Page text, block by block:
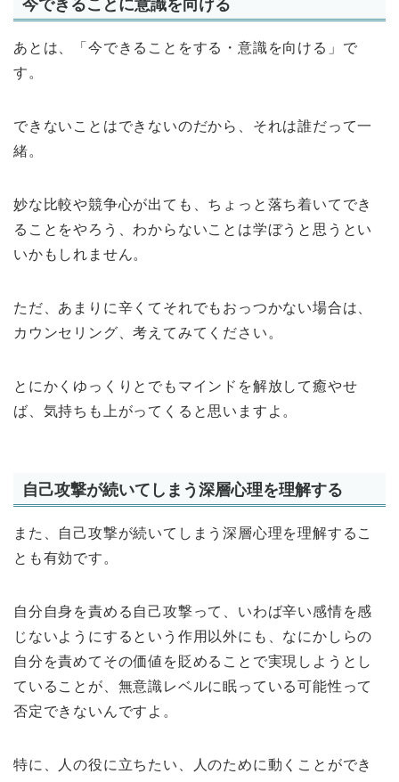
今できることに意識を向ける
あとは、「今できることをする・意識を向ける」で
す。
できないことはできないのだから、それは誰だって一
緒。
妙な比較や競争心が出ても、ちょっと落ち着いてでき
ることをやろう、わからないことは学ぼうと思うとい
いかもしれません。
ただ、あまりに辛くてそれでもおっつかない場合は、
カウンセリング、考えてみてください。
とにかくゆっくりとでもマインドを解放して癒やせ
ば、気持ちも上がってくると思いますよ。
自己攻撃が続いてしまう深層心理を理解する
また、自己攻撃が続いてしまう深層心理を理解するこ
とも有効です。
自分自身を責める自己攻撃って、いわば辛い感情を感
じないようにするという作用以外にも、なにかしらの
自分を責めてその価値を貶めることで実現しようとし
ていることが、無意識レベルに眠っている可能性って
否定できないんですよ。
特に、人の役に立ちたい、人のために動くことができ